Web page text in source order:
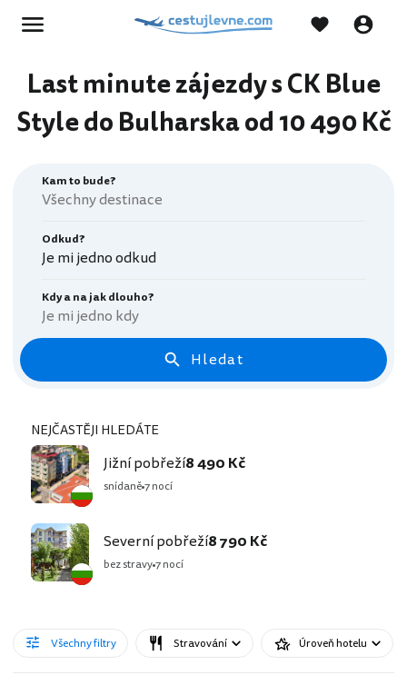
Last minute zájezdy s CK Blue
Style do Bulharska od 10 490 Kč
Kam to bude?
Odkud?
Je mi jedno odkud
Kdy a na jak dlouho?
Je mi jedno kdy
Hledat
NEJČASTĚJI HLEDÁTE
Jižní pobřeží8 490 Kč
snídaně7 nocí
Severní pobřeží8 790 Kč
bez stravy7 nocí
Všechny filtry Stravování Úroveň hotelu